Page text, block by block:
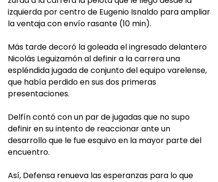
izquierda por centro de Eugenio Isnaldo para ampliar
la ventaja con envío rasante (10 min).
Más tarde decoró la goleada el ingresado delantero
Nicolás Leguizamón al definir a la carrera una
espléndida jugada de conjunto del equipo varelense,
que había perdido en sus dos primeras
presentaciones.
Delfín contó con un par de jugadas que no supo
definir en su intento de reaccionar ante un
desarrollo que le fue esquivo en la mayor parte del
encuentro.
Así, Defensa renueva las esperanzas para lo que